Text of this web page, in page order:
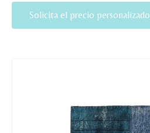
Solicita el precio personalizado